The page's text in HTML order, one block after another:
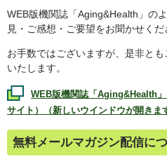
WEB版機関誌「Aging&Health 」の
見・ご感想・ご要望をお聞かせくだ
お手数ではございますが、是非と
いたします。
WEB版機関誌「 Aging&Health
サイト）（新しいウインドウが開きま
無料メールマガジン配信に